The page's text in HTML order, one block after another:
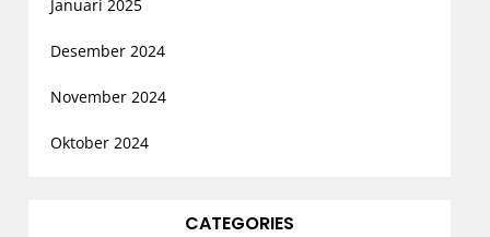
Januari 2025
Desember 2024
November 2024
Oktober 2024
CATEGORIES